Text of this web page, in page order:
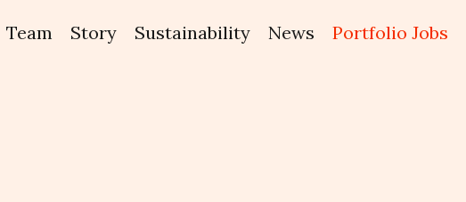
Team Story Sustainability News Portfolio Jobs